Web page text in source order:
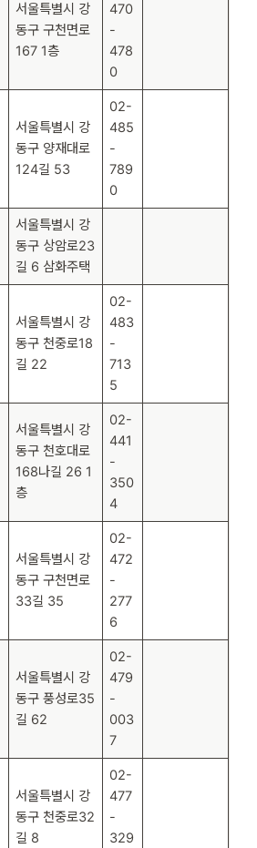
서울특별시 강
동구 구천면로
167 1층
470
-
478
0
서울특별시 강
동구 양재대로
124길 53
02-
485
-
789
0
서울특별시 강
동구 상암로23
길 6 삼화주택
서울특별시 강
동구 천중로18
길 22
02-
483
-
713
5
서울특별시 강
동구 천호대로
168나길 26 1
층
02-
441
-
350
4
서울특별시 강
동구 구천면로
33길 35
02-
472
-
277
6
서울특별시 강
동구 풍성로35
길 62
02-
479
-
003
7
서울특별시 강
동구 천중로32
길 8
02-
477
-
329